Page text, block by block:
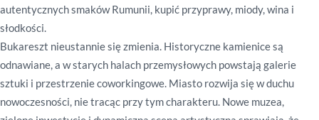
autentycznych smaków Rumunii, kupić przyprawy, miody, wina i
słodkości.
Bukareszt nieustannie się zmienia. Historyczne kamienice są
odnawiane, a w starych halach przemysłowych powstają galerie
sztuki i przestrzenie coworkingowe. Miasto rozwija się w duchu
nowoczesności, nie tracąc przy tym charakteru. Nowe muzea,